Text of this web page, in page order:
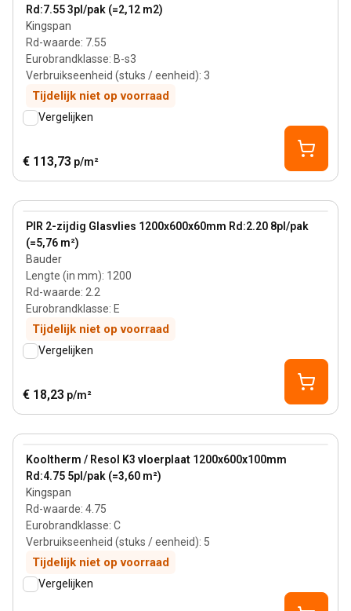
Rd:7.55 3pl/pak (=2,12 m2)
Kingspan
Rd-waarde: 7.55
Eurobrandklasse: B-s3
Verbruikseenheid (stuks / eenheid): 3
Tijdelijk niet op voorraad
Vergelijken
€ 113,73 p/m²
PIR 2-zijdig Glasvlies 1200x600x60mm Rd:2.20 8pl/pak
(=5,76 m²)
Bauder
Lengte (in mm): 1200
Rd-waarde: 2.2
Eurobrandklasse: E
Tijdelijk niet op voorraad
View product
Vergelijken
€ 18,23 p/m²
Kooltherm / Resol K3 vloerplaat 1200x600x100mm
Rd:4.75 5pl/pak (=3,60 m²)
Kingspan
Rd-waarde: 4.75
Eurobrandklasse: C
Verbruikseenheid (stuks / eenheid): 5
Tijdelijk niet op voorraad
View product
Vergelijken